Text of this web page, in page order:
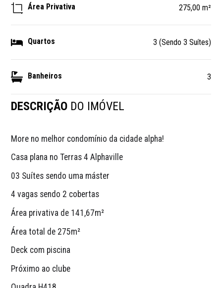
Área Privativa 275,00 m²
Quartos 3 (Sendo 3 Suítes)
Banheiros 3
DESCRIÇÃO DO IMÓVEL
More no melhor condomínio da cidade alpha!
Casa plana no Terras 4 Alphaville
03 Suítes sendo uma máster
4 vagas sendo 2 cobertas
Área privativa de 141,67m²
Área total de 275m²
Deck com piscina
Próximo ao clube